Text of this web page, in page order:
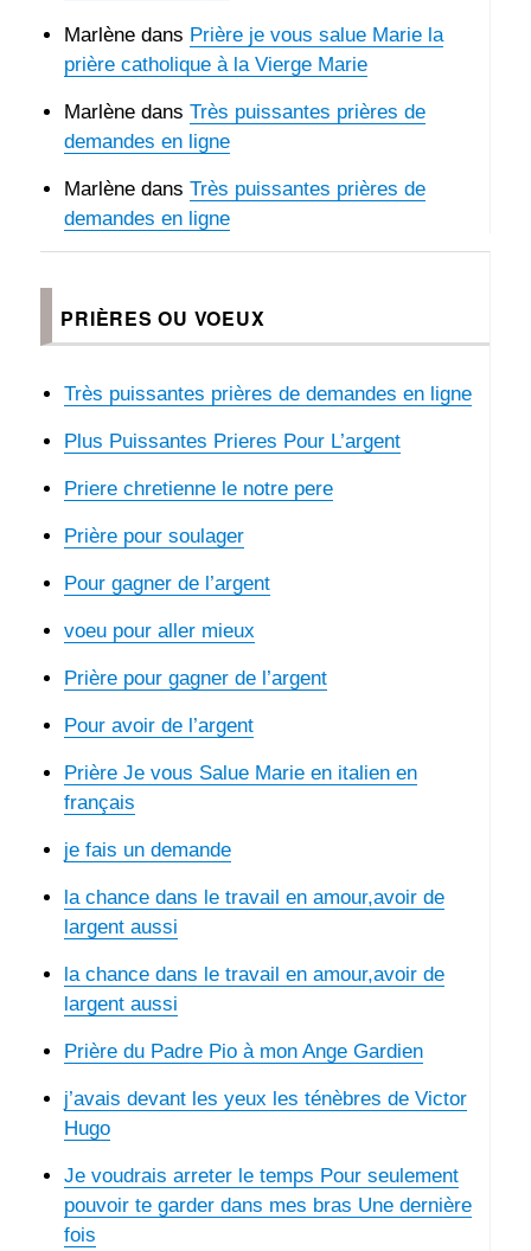
Marlène dans Prière je vous salue Marie la
prière catholique à la Vierge Marie
Marlène dansTrès puissantes prières de
demandes en ligne
Marlène dansTrès puissantes prières de
demandes en ligne
PRIÈRES OU VOEUX
Très puissantes prières de demandes en ligne
Plus Puissantes Prieres Pour L’argent
Priere chretienne le notre pere
Prière pour soulager
Pour gagner de l’argent
voeu pour aller mieux
Prière pour gagner de l’argent
Pour avoir de l’argent
Prière Je vous Salue Marie en italien en
français
je fais un demande
la chance dans le travail en amour,avoir de
largent aussi
la chance dans le travail en amour,avoir de
largent aussi
Prière du Padre Pio à mon Ange Gardien
j’avais devant les yeux les ténèbres de Victor
Hugo
Je voudrais arreter le temps Pour seulement
pouvoir te garder dans mes bras Une dernière
fois